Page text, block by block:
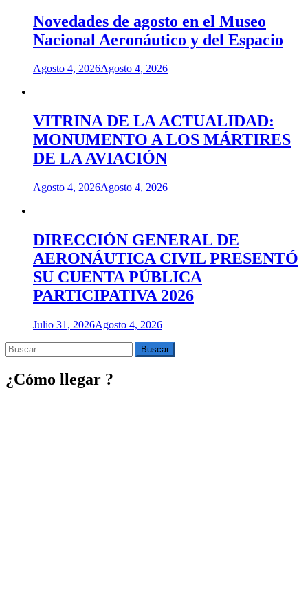
Novedades de agosto en el Museo
Nacional Aeronáutico y del Espacio
Agosto 4, 2026Agosto 4, 2026
VITRINA DE LA ACTUALIDAD:
MONUMENTO A LOS MÁRTIRES
DE LA AVIACIÓN
Agosto 4, 2026Agosto 4, 2026
DIRECCIÓN GENERAL DE
AERONÁUTICA CIVIL PRESENTÓ
SU CUENTA PÚBLICA
PARTICIPATIVA 2026
Julio 31, 2026Agosto 4, 2026
Buscar
por:
¿Cómo llegar ?